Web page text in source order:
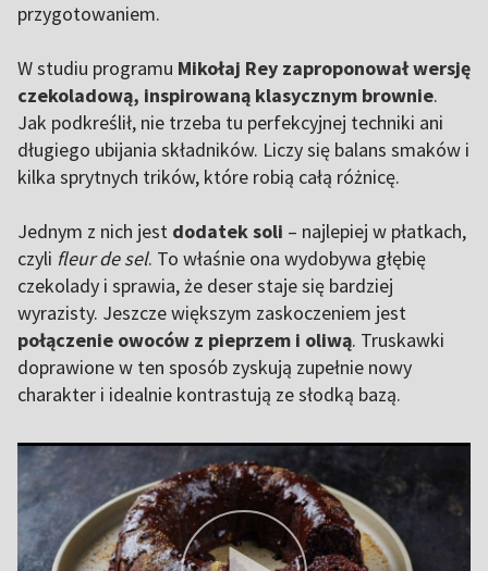
przygotowaniem.
W studiu programu Mikołaj Rey zaproponował wersję
czekoladową, inspirowaną klasycznym brownie.
Jak podkreślił, nie trzeba tu perfekcyjnej techniki ani
długiego ubijania składników. Liczy się balans smaków i
kilka sprytnych trików, które robią całą różnicę.
Jednym z nich jest dodatek soli – najlepiej w płatkach,
czyli fleur de sel. To właśnie ona wydobywa głębię
czekolady i sprawia, że deser staje się bardziej
wyrazisty. Jeszcze większym zaskoczeniem jest
połączenie owoców z pieprzem i oliwą. Truskawki
doprawione w ten sposób zyskują zupełnie nowy
charakter i idealnie kontrastują ze słodką bazą.